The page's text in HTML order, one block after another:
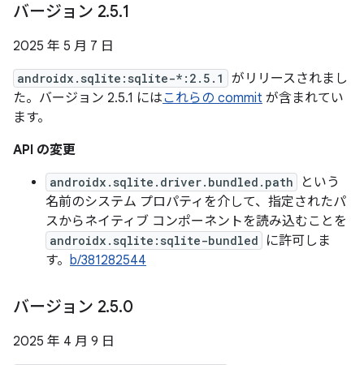
バージョン 2.5.1
2025 年 5 月 7 日
androidx.sqlite:sqlite-*:2.5.1
がリリースされまし
た。バージョン 2.5.1 にはこれらの commit が含まれてい
ます。
API の変更
androidx.sqlite.driver.bundled.path
という
名前のシステム プロパティを介して、指定されたパ
スからネイティブ コンポーネントを読み込むことを
androidx.sqlite:sqlite-bundled
に許可しま
す。 b/381282544
バージョン 2.5.0
2025 年 4 月 9 日